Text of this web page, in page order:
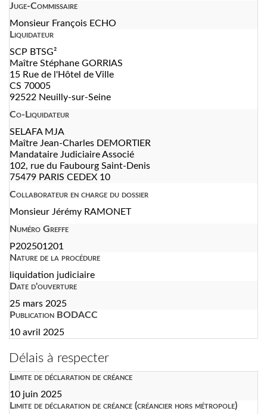
Juge-Commissaire
Monsieur François ECHO
Liquidateur
SCP BTSG²
Maître Stéphane GORRIAS
15 Rue de l'Hôtel de Ville
CS 70005
92522 Neuilly-sur-Seine
Co-Liquidateur
SELAFA MJA
Maître Jean-Charles DEMORTIER
Mandataire Judiciaire Associé
102, rue du Faubourg Saint-Denis
75479 PARIS CEDEX 10
Collaborateur en charge du dossier
Monsieur Jérémy RAMONET
Numéro Greffe
P202501201
Nature de la procédure
liquidation judiciaire
Date d'ouverture
25 mars 2025
Publication BODACC
10 avril 2025
Délais à respecter
Limite de déclaration de créance
10 juin 2025
Limite de déclaration de créance (créancier hors métropole)